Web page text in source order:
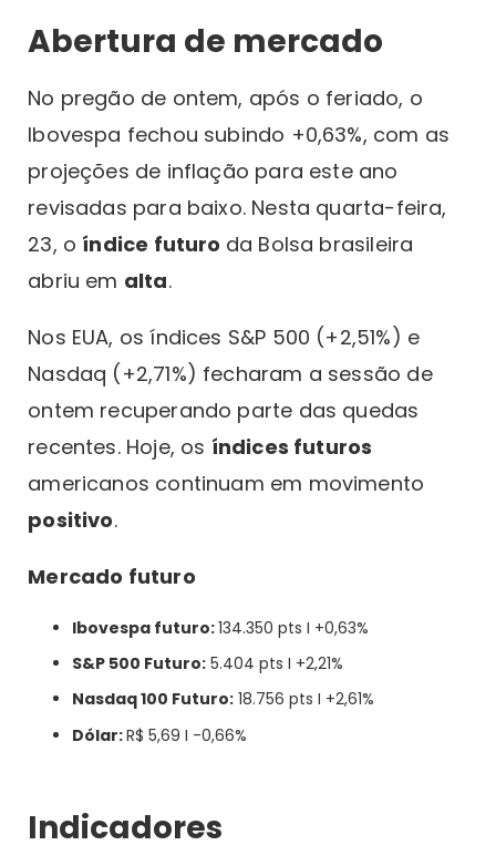
Abertura de mercado
No pregão de ontem, após o feriado, o
Ibovespa fechou subindo +0,63%, com as
projeções de inflação para este ano
revisadas para baixo. Nesta quarta-feira,
23, o índice futuro da Bolsa brasileira
abriu em alta.
Nos EUA, os índices S&P 500 (+2,51%) e
Nasdaq (+2,71%) fecharam a sessão de
ontem recuperando parte das quedas
recentes. Hoje, os índices futuros
americanos continuam em movimento
positivo.
Mercado futuro
Ibovespa futuro:134.350 pts I +0,63%
S&P 500 Futuro: 5.404 pts I +2,21%
Nasdaq 100 Futuro: 18.756 pts I +2,61%
Dólar:R$ 5,69 I -0,66%
Indicadores